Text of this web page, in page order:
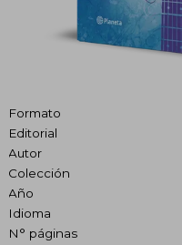
Formato
Editorial
Autor
Colección
Año
Idioma
N° páginas